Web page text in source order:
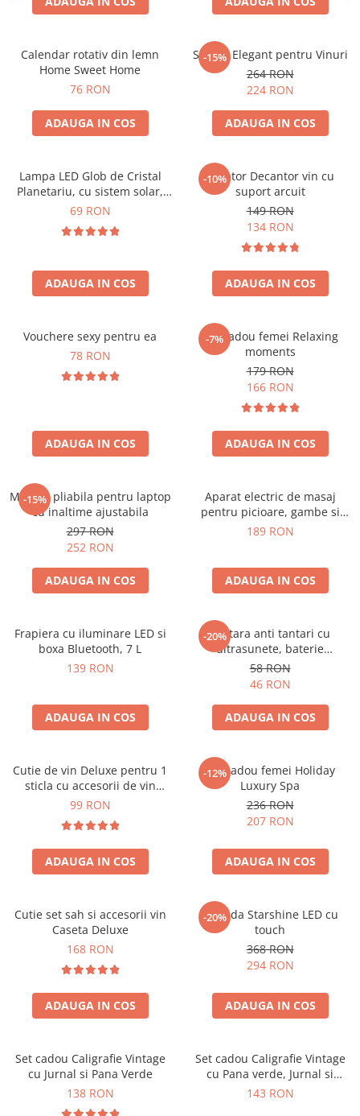
Calendar rotativ din lemn
Home Sweet Home
76 RON
ADAUGA IN COS
-15%
Suport Elegant pentru Vinuri
264 RON
224 RON
ADAUGA IN COS
Lampa LED Glob de Cristal
Planetariu, cu sistem solar,
cadou captivant
69 RON
ADAUGA IN COS
-10%
Aerator Decantor vin cu
suport arcuit
149 RON
134 RON
ADAUGA IN COS
Vouchere sexy pentru ea
78 RON
ADAUGA IN COS
-7%
Set cadou femei Relaxing
moments
179 RON
166 RON
ADAUGA IN COS
-15%
Masuta pliabila pentru laptop
cu inaltime ajustabila
297 RON
252 RON
ADAUGA IN COS
Aparat electric de masaj
pentru picioare, gambe si
brate
189 RON
ADAUGA IN COS
Frapiera cu iluminare LED si
boxa Bluetooth, 7 L
139 RON
ADAUGA IN COS
-20%
Bratara anti tantari cu
ultrasunete, baterie
reincarcabila 90mAh
58 RON
46 RON
ADAUGA IN COS
Cutie de vin Deluxe pentru 1
sticla cu accesorii de vin
incluse piele ecologica de
99 RON
ADAUGA IN COS
-12%
Set cadou femei Holiday
Luxury Spa
236 RON
207 RON
ADAUGA IN COS
Cutie set sah si accesorii vin
Caseta Deluxe
168 RON
ADAUGA IN COS
-20%
Oglinda Starshine LED cu
touch
368 RON
294 RON
ADAUGA IN COS
Set cadou Caligrafie Vintage
cu Jurnal si Pana Verde
138 RON
Set cadou Caligrafie Vintage
cu Pana verde, Jurnal si
Suport pentru stilou, 9 piese
143 RON